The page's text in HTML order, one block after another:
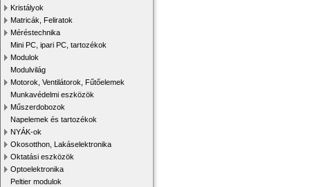
Kristályok
Matricák, Feliratok
Méréstechnika
Mini PC, ipari PC, tartozékok
Modulok
Modulvilág
Motorok, Ventilátorok, Fűtőelemek
Munkavédelmi eszközök
Műszerdobozok
Napelemek és tartozékok
NYÁK-ok
Okosotthon, Lakáselektronika
Oktatási eszközök
Optoelektronika
Peltier modulok